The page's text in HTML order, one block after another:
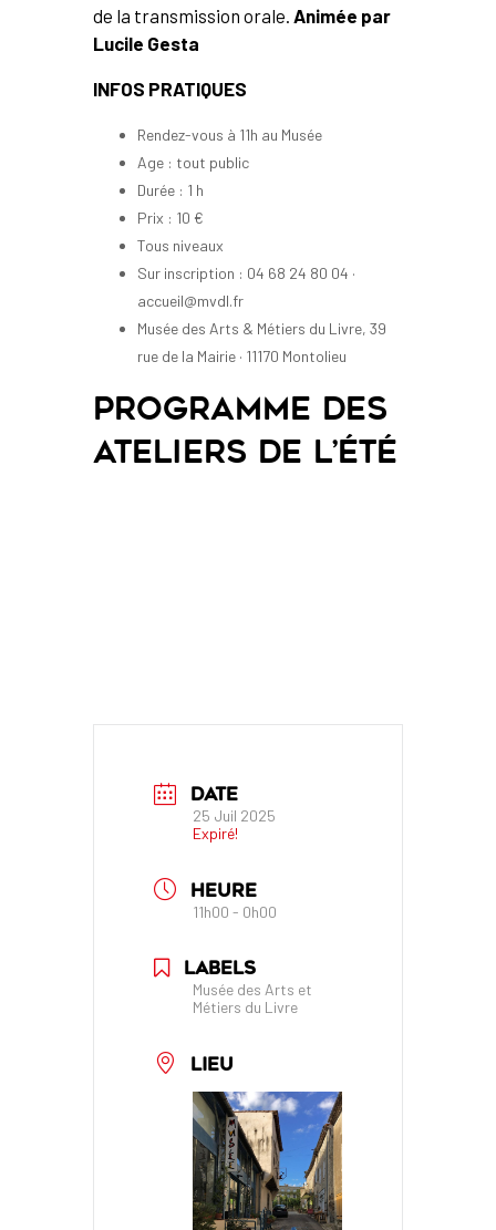
de la transmission orale. Animée par
Lucile Gesta
INFOS PRATIQUES
Rendez-vous à 11h au Musée
Age : tout public
Durée : 1 h
Prix : 10 €
Tous niveaux
Sur inscription : 04 68 24 80 04 ·
accueil@mvdl.fr
Musée des Arts & Métiers du Livre, 39
rue de la Mairie · 11170 Montolieu
Programme des
ateliers de l’été
DATE
25 Juil 2025
Expiré!
HEURE
11h00 - 0h00
LABELS
Musée des Arts et
Métiers du Livre
LIEU